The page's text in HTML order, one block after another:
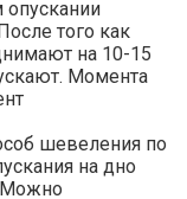
того как
на 10-15
Момента
шевеления по
на дно